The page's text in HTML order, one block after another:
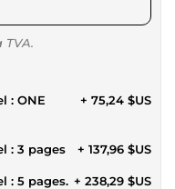
TVA.
: ONE
+ 75,24 $US
: 3 pages + 137,96 $US
: 5 pages. + 238,29 $US